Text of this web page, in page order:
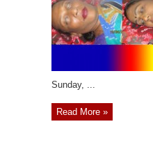
‎Sunday, ...
Read More »